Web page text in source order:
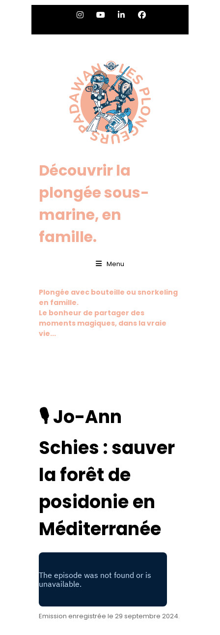
Découvrir la
plongée sous-
marine, en
famille.
Menu
Plongée avec bouteille ou snorkeling
en famille.
Le bonheur de partager des
moments magiques, dans la vraie
vie...
🎙️ Jo-Ann
Schies : sauver
la forêt de
posidonie en
Méditerranée
Emission enregistrée le 29 septembre 2024.